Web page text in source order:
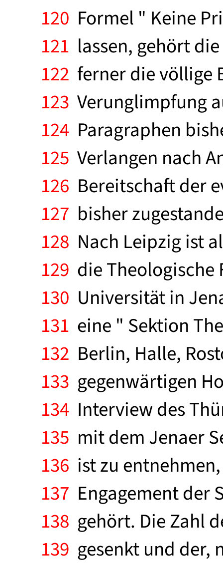
120 Formel " Keine
121 lassen, gehört
122 ferner die völlige
123 Verunglimpfung
124 Paragraphen
125 Verlangen nach
126 Bereitschaft der
127 bisher
128 Nach Leipzig ist
129 die
130 Universität in
131 eine " Sektion
132 Berlin, Halle,
133 gegenwärtigen
134 Interview des
135 mit dem Jenaer
136 ist zu
137 Engagement der
138 gehört. Die Zahl
139 gesenkt und der,